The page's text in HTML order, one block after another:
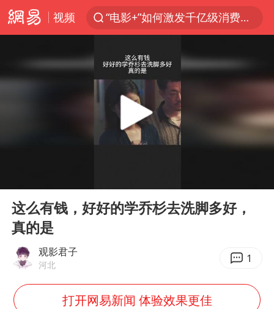
视频
“电影+”如何激发千亿级消费新活力？
台风白海豚中心风力增强
向鹏0-3不敌张本智和
百花奖开幕式
四川宜宾高县4.9级地震致1死
“新疆阿勒泰八月能滑雪”不实
我国外贸延续良好增长态势
陈幸同晋级WTT横滨冠军赛8强
Play
这么有钱，好好的学乔杉去洗脚多好，
真的是
观影君子
河北 1
打开网易新闻 体验效果更佳